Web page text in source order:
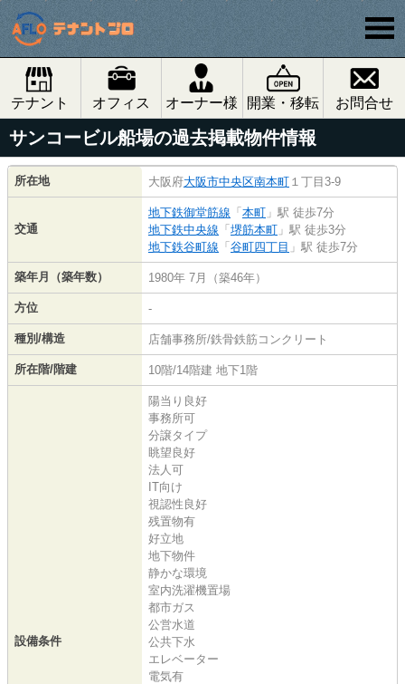
テナント オフィス オーナー様 開業・移転 お問合せ
サンコービル船場の過去掲載物件情報
所在地 大阪府大阪市中央区南本町 １丁目3-9
交通
地下鉄御堂筋線 「本町 」駅 徒歩7分
地下鉄中央線 「堺筋本町 」駅 徒歩3分
地下鉄谷町線 「谷町四丁目 」駅 徒歩7分
築年月（築年数） 1980年 7月（築46年）
方位 -
種別/構造 店舗事務所/鉄骨鉄筋コンクリート
所在階/階建 10階/14階建 地下1階
設備条件
陽当り良好
事務所可
分譲タイプ
眺望良好
法人可
IT向け
視認性良好
残置物有
好立地
地下物件
静かな環境
室内洗濯機置場
都市ガス
公営水道
公共下水
エレベーター
電気有